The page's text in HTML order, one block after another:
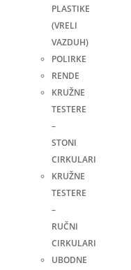
PLASTIKE
(VRELI
VAZDUH)
POLIRKE
RENDE
KRUŽNE
TESTERE
–
STONI
CIRKULARI
KRUŽNE
TESTERE
–
RUČNI
CIRKULARI
UBODNE